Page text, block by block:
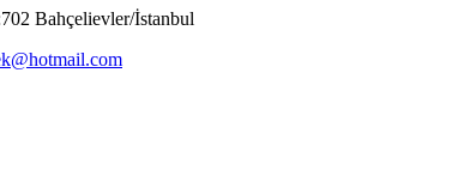
Bahçelievler/İstanbul